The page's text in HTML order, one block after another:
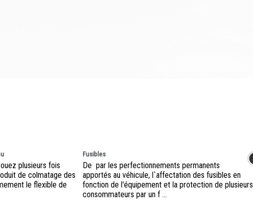
plusieurs fois
de colmatage des
le flexible de
Fusibles
De par les perfectionnements permanents
apportés au véhicule, l`affectation des fusibles en
fonction de l'équipement et la protection de plusieurs
consommateurs par un f ...